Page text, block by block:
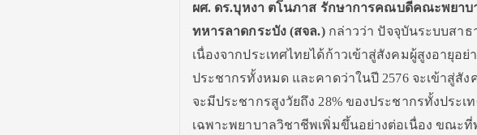
ผศ. ดร.บุหงา ตโนภาส รักษาการคณบดีคณะพยาบ
ทหารลาดกระบัง (สจล.) กล่าวว่า ปัจจุบันระบบสา
เนื่องจากประเทศไทยได้ก้าวเข้าสู่สังคมผู้สูงอายุ
ประชากรทั้งหมด และคาดว่าในปี 2576 จะเข้าสู่สัง
จะมีประชากรสูงวัยถึง 28% ของประชากรทั้งประ
เฉพาะพยาบาลวิชาชีพเพิ่มขึ้นอย่างต่อเนื่อง ขณ